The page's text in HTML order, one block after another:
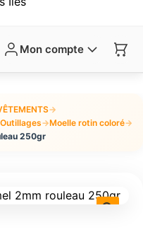
Mon compte
→
→Moelle rotin coloré→
250gr